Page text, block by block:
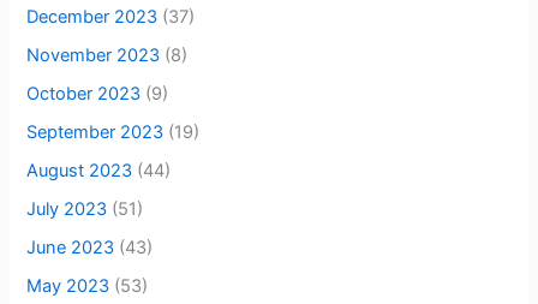
December 2023 (37)
November 2023 (8)
October 2023 (9)
September 2023 (19)
August 2023 (44)
July 2023 (51)
June 2023 (43)
May 2023 (53)